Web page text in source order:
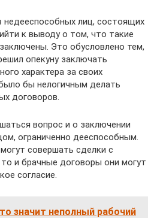
недееспособных лиц, состоящих
к выводу о том, что такие
Это обусловлено тем,
опекуну заключать
характера за своих
бы нелогичным делать
договоров.
вопрос и о заключении
ограниченно дееспособным.
совершать сделки с
то и брачные договоры они могут
согласие.
значит неполный рабочий